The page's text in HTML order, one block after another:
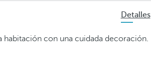
Detalles
habitación con una cuidada decoración.